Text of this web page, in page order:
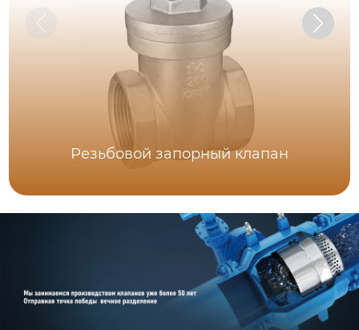
Резьбовой запорный клапан